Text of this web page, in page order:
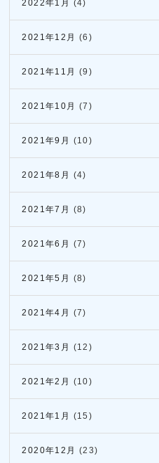
2022年1月 (4)
2021年12月 (6)
2021年11月 (9)
2021年10月 (7)
2021年9月 (10)
2021年8月 (4)
2021年7月 (8)
2021年6月 (7)
2021年5月 (8)
2021年4月 (7)
2021年3月 (12)
2021年2月 (10)
2021年1月 (15)
2020年12月 (23)